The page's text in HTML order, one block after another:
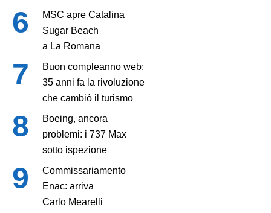
MSC apre Catalina
Sugar Beach
a La Romana
Buon compleanno web:
35 anni fa la rivoluzione
che cambiò il turismo
Boeing, ancora
problemi: i 737 Max
sotto ispezione
Commissariamento
Enac: arriva
Carlo Mearelli